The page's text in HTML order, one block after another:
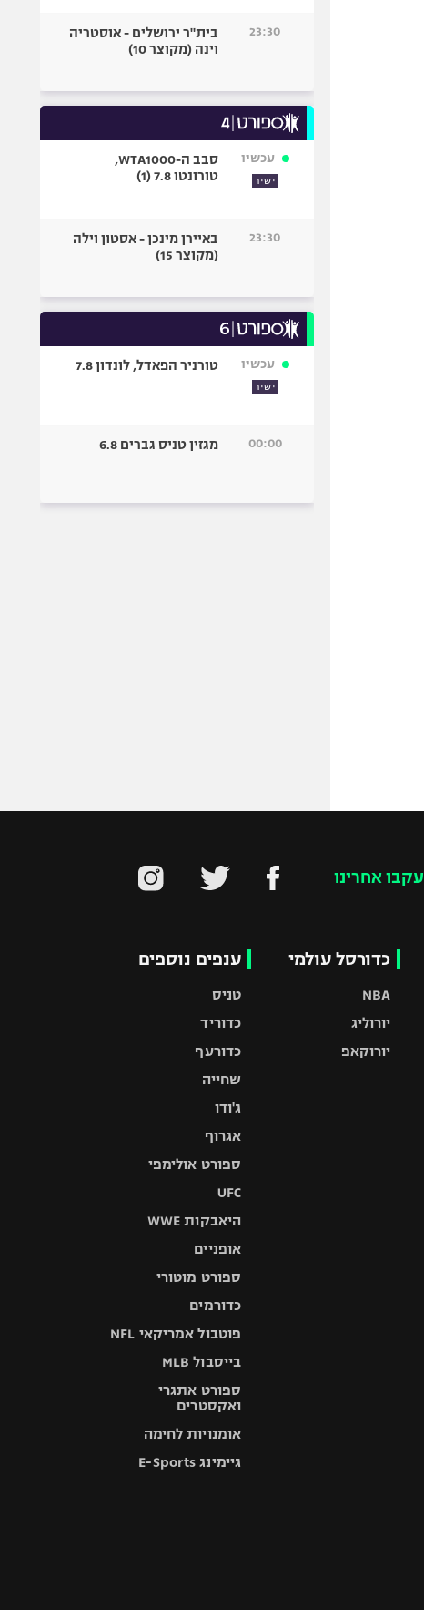
23:30
בית"ר ירושלים - אוסטריה
וינה (מקוצר 10)
עכשיו
ישיר
סבב ה-WTA1000,
טורונטו 7.8 (1)
23:30
באיירן מינכן - אסטון וילה
(מקוצר 15)
עכשיו
ישיר
טורניר הפאדל, לונדון 7.8
00:00 מגזין טניס גברים 6.8
עקבו אחרינו
כדורסל עולמי
NBA
יורוליג
יורוקאפ
ענפים נוספים
טניס
כדוריד
כדורעף
שחייה
ג'ודו
אגרוף
ספורט אולימפי
UFC
היאבקות WWE
אופניים
ספורט מוטורי
כדורמים
פוטבול אמריקאי NFL
בייסבול MLB
ספורט אתגרי
ואקסטרים
אומנויות לחימה
גיימינג E-Sports